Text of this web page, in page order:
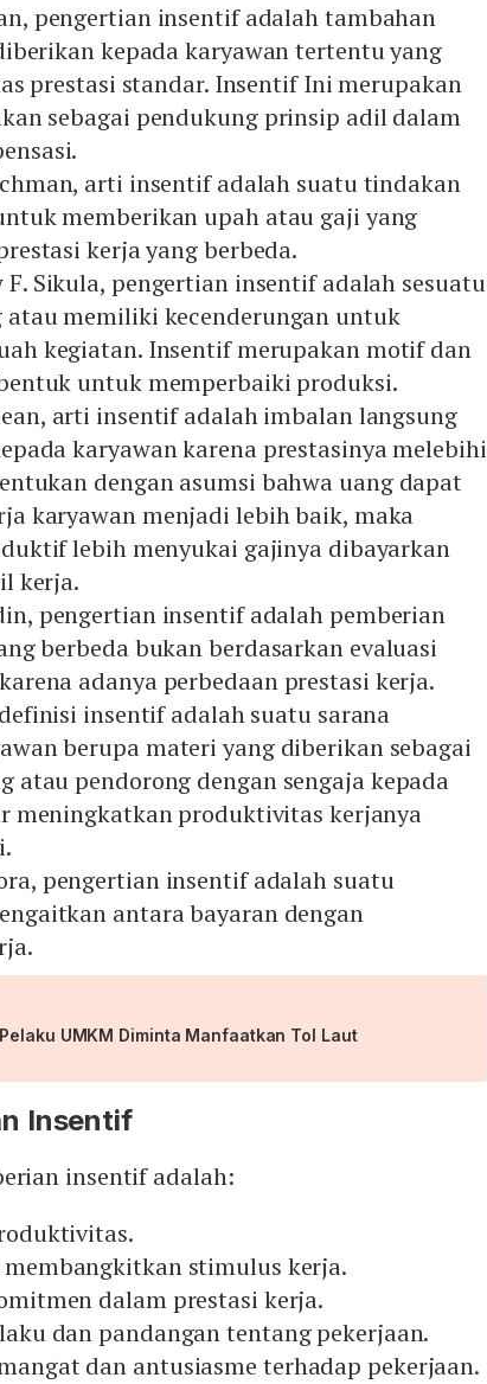
pengertian insentif adalah tambahan
kepada karyawan tertentu yang
prestasi standar. Insentif Ini merupakan
sebagai pendukung prinsip adil dalam
arti insentif adalah suatu tindakan
memberikan upah atau gaji yang
kerja yang berbeda.
Sikula, pengertian insentif adalah sesuatu
atau memiliki kecenderungan untuk
kegiatan. Insentif merupakan motif dan
untuk memperbaiki produksi.
arti insentif adalah imbalan langsung
karyawan karena prestasinya melebihi
dengan asumsi bahwa uang dapat
karyawan menjadi lebih baik, maka
lebih menyukai gajinya dibayarkan
kerja.
pengertian insentif adalah pemberian
berbeda bukan berdasarkan evaluasi
adanya perbedaan prestasi kerja.
insentif adalah suatu sarana
berupa materi yang diberikan sebagai
atau pendorong dengan sengaja kepada
meningkatkan produktivitas kerjanya
pengertian insentif adalah suatu
antara bayaran dengan
UMKM Diminta Manfaatkan Tol Laut
Insentif
insentif adalah:
stimulus kerja.
dalam prestasi kerja.
dan pandangan tentang pekerjaan.
dan antusiasme terhadap pekerjaan.